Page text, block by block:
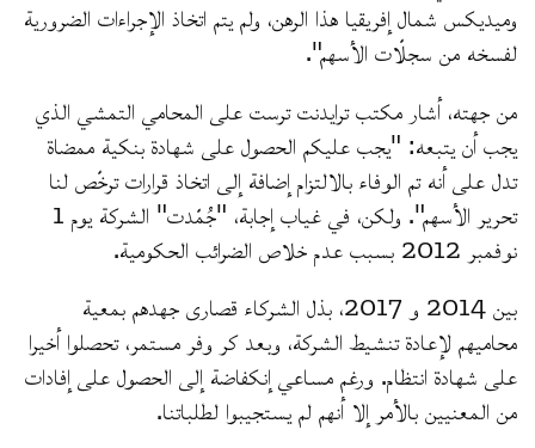
وميديكس شمال إفريقيا هذا الرهن، ولم يتم اتخاذ الإجراءات الضرورية
لفسخه من سجلّات الأسهم".
من جهته، أشار مكتب ترايدنت ترست على المحامي التمشي الذي
يجب أن يتبعه: "يجب عليكم الحصول على شهادة بنكية ممضاة
تدل على أنه تم الوفاء بالالتزام إضافة إلى اتخاذ قرارات ترخّص لنا
تحرير الأسهم". ولكن، في غياب إجابة، "جُمّدت" الشركة يوم 1
نوفمبر 2012 بسبب عدم خلاص الضرائب الحكومية.
بين 2014 و 2017، بذل الشركاء قصارى جهدهم بمعية
محاميهم لإعادة تنشيط الشركة، وبعد كر وفر مستمر، تحصلوا أخيرا
على شهادة انتظام. ورغم مساعي إنكفاضة إلى الحصول على إفادات
من المعنيين بالأمر إلا أنهم لم يستجيبوا لطلباتنا.